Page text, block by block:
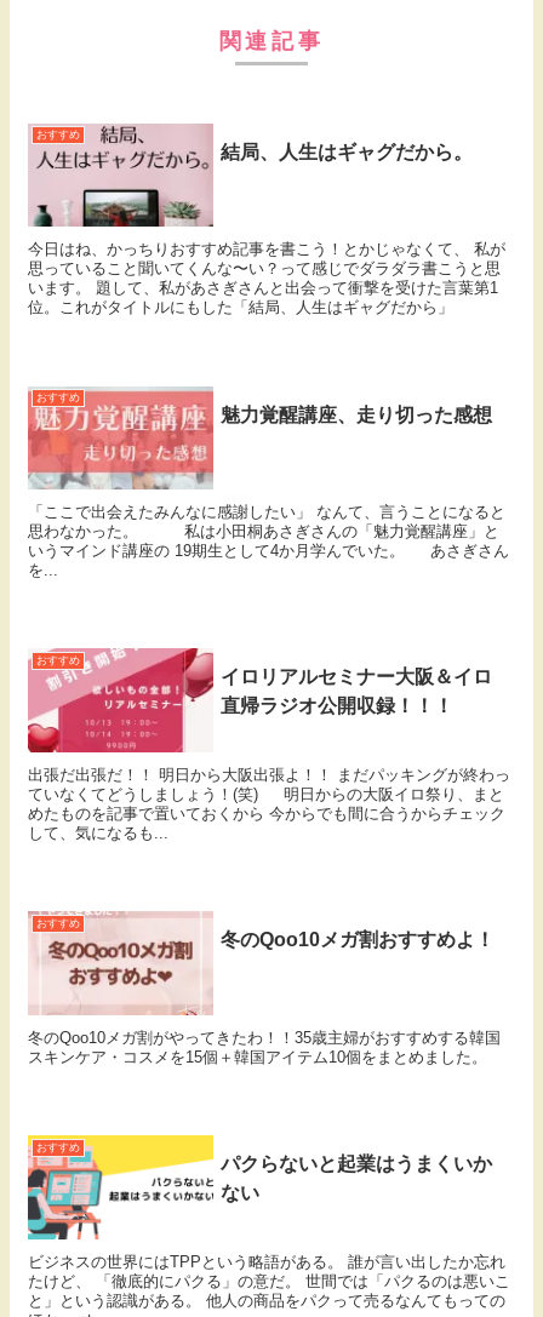
関連記事
おすすめ
結局、人生はギャグだから。
今日はね、かっちりおすすめ記事を書こう！とかじゃなくて、 私が
思っていること聞いてくんな〜い？って感じでダラダラ書こうと思
います。 題して、私があさぎさんと出会って衝撃を受けた言葉第1
位。これがタイトルにもした「結局、人生はギャグだから」
おすすめ
魅力覚醒講座、走り切った感想
「ここで出会えたみんなに感謝したい」 なんて、言うことになると
思わなかった。 私は小田桐あさぎさんの「魅力覚醒講座」と
いうマインド講座の 19期生として4か月学んでいた。 あさぎさん
を...
おすすめ
イロリアルセミナー大阪＆イロ
直帰ラジオ公開収録！！！
出張だ出張だ！！ 明日から大阪出張よ！！ まだパッキングが終わっ
ていなくてどうしましょう！(笑) 明日からの大阪イロ祭り、まと
めたものを記事で置いておくから 今からでも間に合うからチェック
して、気になるも...
おすすめ
冬のQoo10メガ割おすすめよ！
冬のQoo10メガ割がやってきたわ！！35歳主婦がおすすめする韓国
スキンケア・コスメを15個＋韓国アイテム10個をまとめました。
おすすめ
パクらないと起業はうまくいか
ない
ビジネスの世界にはTPPという略語がある。 誰が言い出したか忘れ
たけど、 「徹底的にパクる」の意だ。 世間では「パクるのは悪いこ
と」という認識がある。 他人の商品をパクって売るなんてもっての